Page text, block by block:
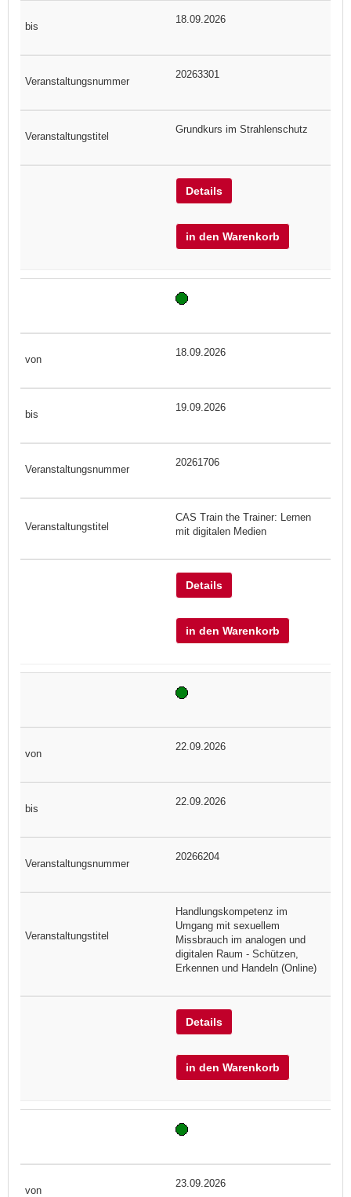
18.09.2026
20263301
Grundkurs im Strahlenschutz
Details
in den Warenkorb
18.09.2026
19.09.2026
20261706
CAS Train the Trainer: Lernen
mit digitalen Medien
Details
in den Warenkorb
22.09.2026
22.09.2026
20266204
Handlungskompetenz im
Umgang mit sexuellem
Missbrauch im analogen und
digitalen Raum - Schützen,
Erkennen und Handeln (Online)
Details
in den Warenkorb
23.09.2026